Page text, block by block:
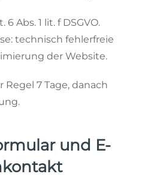
6 Abs. 1 lit. f DSGVO.
technisch fehlerfreie
der Website.
Regel 7 Tage, danach
und E-